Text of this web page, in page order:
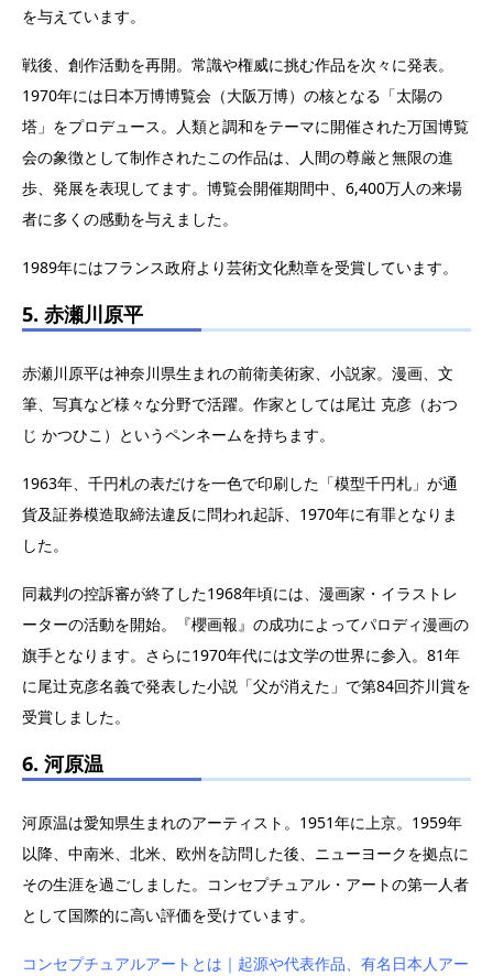
を与えています。
戦後、創作活動を再開。常識や権威に挑む作品を次々に発表。
1970年には日本万博博覧会（大阪万博）の核となる「太陽の
塔」をプロデュース。人類と調和をテーマに開催された万国博覧
会の象徴として制作されたこの作品は、人間の尊厳と無限の進
歩、発展を表現してます。博覧会開催期間中、6,400万人の来場
者に多くの感動を与えました。
1989年にはフランス政府より芸術文化勲章を受賞しています。
5. 赤瀬川原平
赤瀬川原平は神奈川県生まれの前衛美術家、小説家。漫画、文
筆、写真など様々な分野で活躍。作家としては尾辻 克彦（おつ
じ かつひこ）というペンネームを持ちます。
1963年、千円札の表だけを一色で印刷した「模型千円札」が通
貨及証券模造取締法違反に問われ起訴、1970年に有罪となりま
した。
同裁判の控訴審が終了した1968年頃には、漫画家・イラストレ
ーターの活動を開始。『櫻画報』の成功によってパロディ漫画の
旗手となります。さらに1970年代には文学の世界に参入。81年
に尾辻克彦名義で発表した小説「父が消えた」で第84回芥川賞を
受賞しました。
6. 河原温
河原温は愛知県生まれのアーティスト。1951年に上京。1959年
以降、中南米、北米、欧州を訪問した後、ニューヨークを拠点に
その生涯を過ごしました。コンセプチュアル・アートの第一人者
として国際的に高い評価を受けています。
コンセプチュアルアートとは｜起源や代表作品、有名日本人アー